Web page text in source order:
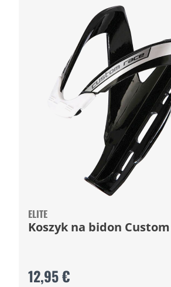
ELITE
Koszyk na bidon Custom
12,95 €